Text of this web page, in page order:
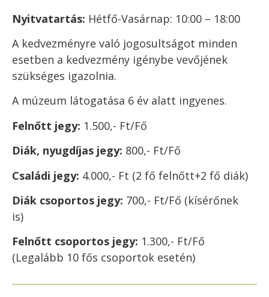
Nyitvatartás: Hétfő-Vasárnap: 10:00 – 18:00
A kedvezményre való jogosultságot minden
esetben a kedvezmény igénybe vevőjének
szükséges igazolnia.
A múzeum látogatása 6 év alatt ingyenes.
Felnőtt jegy: 1.500,- Ft/Fő
Diák, nyugdíjas jegy: 800,- Ft/Fő
Családi jegy: 4.000,- Ft (2 fő felnőtt+2 fő diák)
Diák csoportos jegy: 700,- Ft/Fő (kísérőnek
is)
Felnőtt csoportos jegy: 1.300,- Ft/Fő
(Legalább 10 fős csoportok esetén)